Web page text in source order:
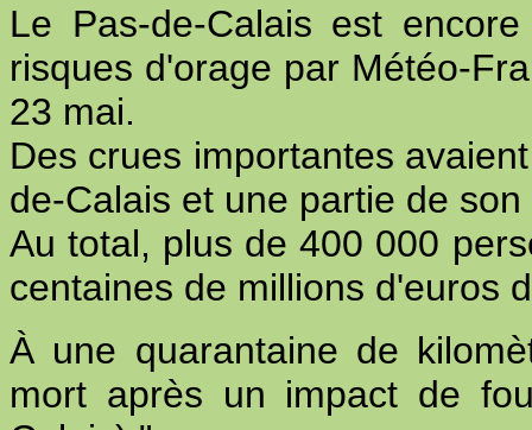
Le Pas-de-Calais est
risques d'orage par Météo-
23 mai.
Des crues importantes
de-Calais et une partie de
Au total, plus de 400 000
centaines de millions d'euros
À une quarantaine de
mort après un impact de